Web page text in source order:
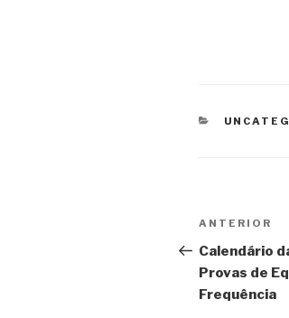
de
artigos
Conteúdo
anterior
ANTERIOR
Calendário
Provas de
Frequência